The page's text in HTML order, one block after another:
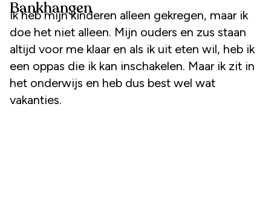
Bankhangen
Ik heb mijn kinderen alleen gekregen, maar ik
doe het niet alleen. Mijn ouders en zus staan
altijd voor me klaar en als ik uit eten wil, heb ik
een oppas die ik kan inschakelen. Maar ik zit in
het onderwijs en heb dus best wel wat
vakanties.